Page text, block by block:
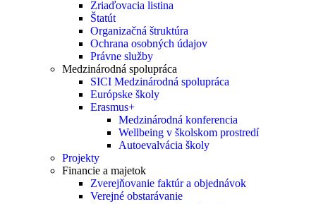
Zriaďovacia listina
Štatút
Organizačná štruktúra
Ochrana osobných údajov
Právne služby
Medzinárodná spolupráca
SICI Medzinárodná spolupráca
Európske školy
Erasmus+
Medzinárodná konferencia
Wellbeing v školskom prostredí
Autoevalvácia školy
Projekty
Financie a majetok
Zverejňovanie faktúr a objednávok
Verejné obstarávanie